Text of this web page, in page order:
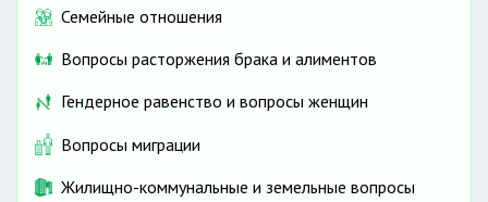
Семейные отношения
Вопросы расторжения брака и алиментов
Гендерное равенство и вопросы женщин
Вопросы миграции
Жилищно-коммунальные и земельные вопросы